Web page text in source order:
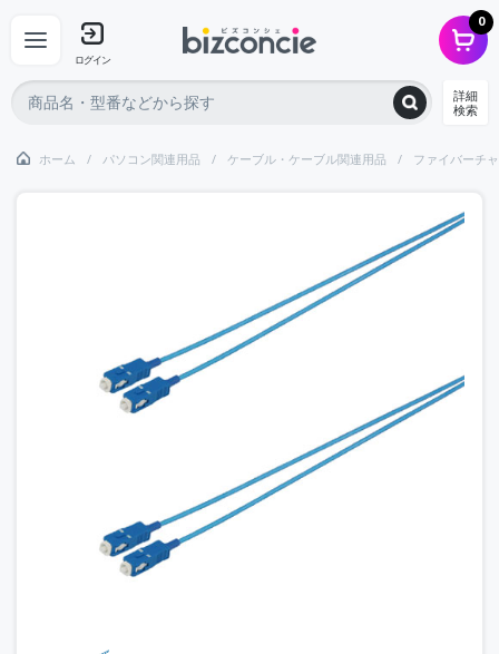
ログイン
0
詳細
検索
ホーム パソコン関連用品 ケーブル・ケーブル関連用品 ファイバーチ